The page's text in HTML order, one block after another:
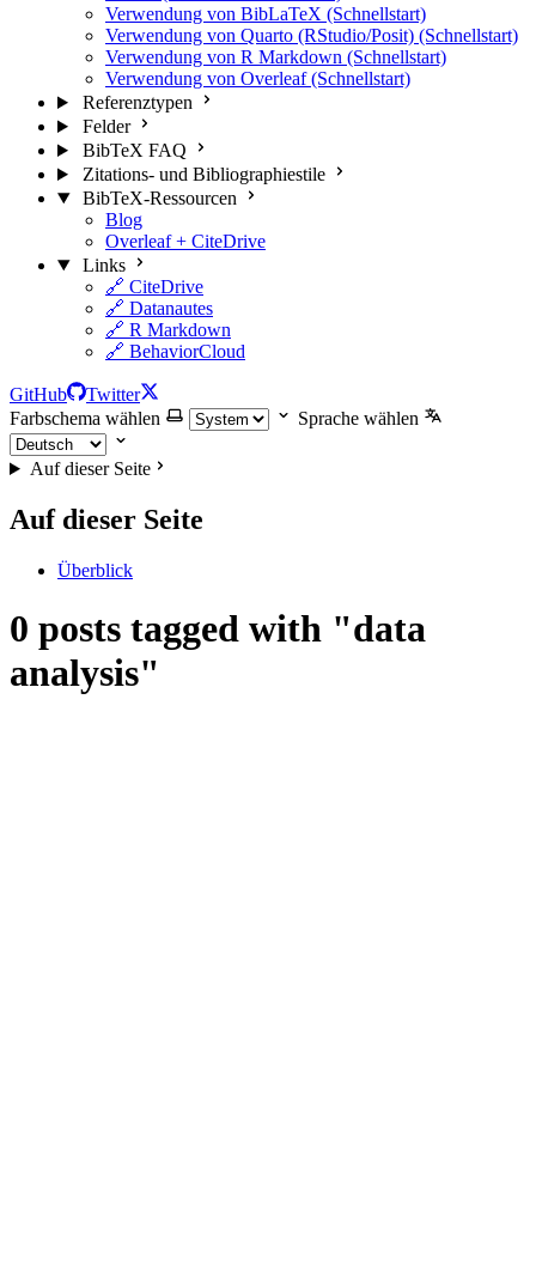
Verwendung von BibLaTeX (Schnellstart)
Verwendung von Quarto (RStudio/Posit) (Schnellstart)
Verwendung von R Markdown (Schnellstart)
Verwendung von Overleaf (Schnellstart)
Referenztypen
Felder
BibTeX FAQ
Zitations- und Bibliographiestile
BibTeX-Ressourcen
Blog
Overleaf + CiteDrive
Links
🔗 CiteDrive
🔗 Datanautes
🔗 R Markdown
🔗 BehaviorCloud
GitHub
Twitter
Farbschema wählen
Sprache wählen
Auf dieser Seite
Auf dieser Seite
Überblick
0 posts tagged with "data
analysis"